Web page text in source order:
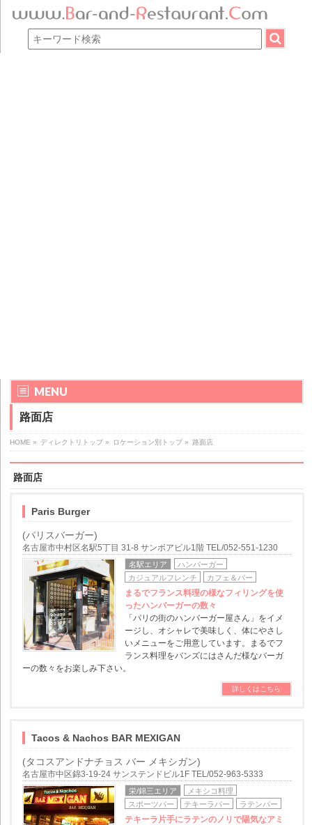
MENU
路面店
HOME » ディレクトリトップ » ロケーション別トップ » 路面店
路面店
Paris Burger
(パリスバーガー)
名古屋市中村区名駅5丁目 31-8 サンボアビル1階 TEL/052-551-1230
名駅エリア
ハンバーガー
カジュアルフレンチ
カフェ＆バー
まるでフランス料理の様なフィリングを使
ったハンバーガーの数々
「パリの街のハンバーガー屋さん」をイメ
ージし、オシャレで美味しく、体にやさし
いメニューをご用意しています。まるでフ
ランス料理をバンズにはさんだ様なバーガ
ーの数々をお楽しみ下さい。
詳しくはこちら
Tacos & Nachos BAR MEXIGAN
(タコスアンドナチョス バー メキシガン)
名古屋市中区錦3-19-24 サンステンドビル1F TEL/052-963-5333
栄/錦三エリア
メキシコ料理
スポーツバー
テキーラバー ラテンバー
テキーラ片手にラテンのノリで陽気なアミ